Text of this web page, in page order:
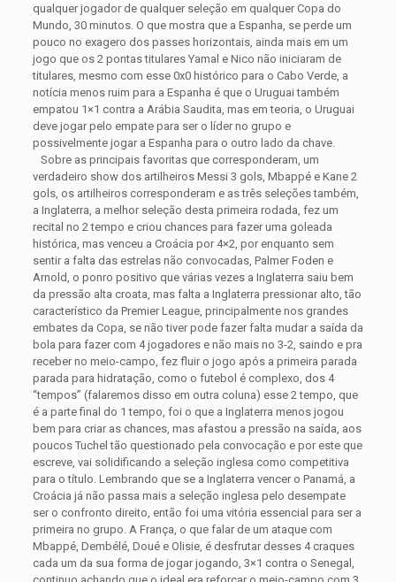
qualquer jogador de qualquer seleção em qualquer Copa do
Mundo, 30 minutos. O que mostra que a Espanha, se perde um
pouco no exagero dos passes horizontais, ainda mais em um
jogo que os 2 pontas titulares Yamal e Nico não iniciaram de
titulares, mesmo com esse 0x0 histórico para o Cabo Verde, a
notícia menos ruim para a Espanha é que o Uruguai também
empatou 1×1 contra a Arábia Saudita, mas em teoria, o Uruguai
deve jogar pelo empate para ser o líder no grupo e
possivelmente jogar a Espanha para o outro lado da chave.
Sobre as principais favoritas que corresponderam, um
verdadeiro show dos artilheiros Messi 3 gols, Mbappé e Kane 2
gols, os artilheiros corresponderam e as três seleções também,
a Inglaterra, a melhor seleção desta primeira rodada, fez um
recital no 2 tempo e criou chances para fazer uma goleada
histórica, mas venceu a Croácia por 4×2, por enquanto sem
sentir a falta das estrelas não convocadas, Palmer Foden e
Arnold, o ponro positivo que várias vezes a Inglaterra saiu bem
da pressão alta croata, mas falta a Inglaterra pressionar alto, tão
característico da Premier League, principalmente nos grandes
embates da Copa, se não tiver pode fazer falta mudar a saída da
bola para fazer com 4 jogadores e não mais no 3-2, saindo e pra
receber no meio-campo, fez fluir o jogo após a primeira parada
parada para hidratação, como o futebol é complexo, dos 4
“tempos” (falaremos disso em outra coluna) esse 2 tempo, que
é a parte final do 1 tempo, foi o que a Inglaterra menos jogou
bem para criar as chances, mas afastou a pressão na saída, aos
poucos Tuchel tão questionado pela convocação e por este que
escreve, vai solidificando a seleção inglesa como competitiva
para o título. Lembrando que se a Inglaterra vencer o Panamá, a
Croácia já não passa mais a seleção inglesa pelo desempate
ser o confronto direito, então foi uma vitória essencial para ser a
primeira no grupo. A França, o que falar de um ataque com
Mbappé, Dembélé, Doué e Olisie, é desfrutar desses 4 craques
cada um da sua forma de jogar jogando, 3×1 contra o Senegal,